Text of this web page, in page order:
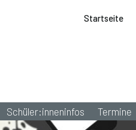
Startseite
Schüler:inneninfos Termine